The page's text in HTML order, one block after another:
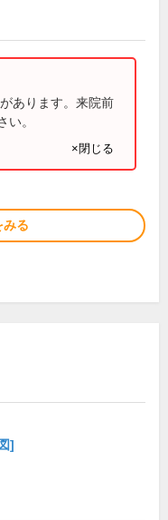
あります。来院前
い。
×閉じる
みる
]